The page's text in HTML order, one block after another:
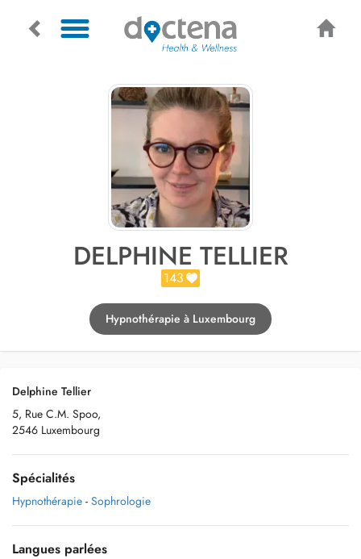
DELPHINE TELLIER
143
Hypnothérapie à Luxembourg
Delphine Tellier
5, Rue C.M. Spoo,
2546 Luxembourg
Spécialités
Hypnothérapie - Sophrologie
Langues parlées